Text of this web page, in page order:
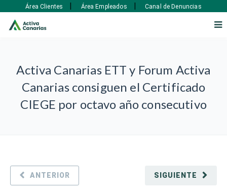
Activa Canarias ETT y Forum Activa
Canarias consiguen el Certificado
CIEGE por octavo año consecutivo
SIGUIENTE
ANTERIOR
Área Clientes | Área Empleados | Canal de Denuncias